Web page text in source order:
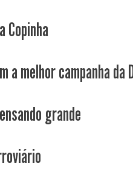
Copinha
a melhor campanha da
grande